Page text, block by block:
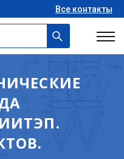
Все контакты